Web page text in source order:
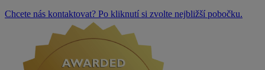
Chcete nás kontaktovat? Po kliknutí si zvolte nejbližší pobočku.